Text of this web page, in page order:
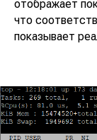
отображает
что
показывает